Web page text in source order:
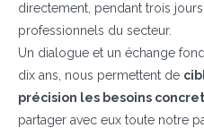
directement, pendant trois
professionnels du secteur.
Un dialogue et un échange
dix ans, nous permettent de
précision les besoins
partager avec eux toute notre